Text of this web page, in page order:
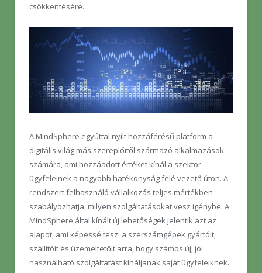
csökkentésére.
A MindSphere egyúttal nyílt hozzáférésű platform a
digitális világ más szereplőitől származó alkalmazások
számára, ami hozzáadott értéket kínál a szektor
ügyfeleinek a nagyobb hatékonyság felé vezető úton. A
rendszert felhasználó vállalkozás teljes mértékben
szabályozhatja, milyen szolgáltatásokat vesz igénybe. A
MindSphere által kínált új lehetőségek jelentik azt az
alapot, ami képessé teszi a szerszámgépek gyártóit,
szállítóit és üzemeltetőit arra, hogy számos új, jól
használható szolgáltatást kínáljanak saját ügyfeleiknek.